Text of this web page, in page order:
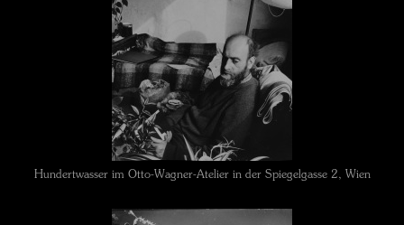
Hundertwasser im Otto-Wagner-Atelier in der Spiegelgasse 2, Wien